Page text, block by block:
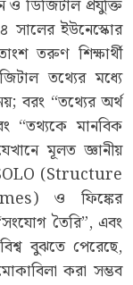
ও ডিজিটাল প্রযুক্তি
সালের ইউনেস্কোর
তরুণ শিক্ষার্থী
তথ্যের মধ্যে
বরং “তথ্যের অর্থ
“তথ্যকে মানবিক
মূলত জ্ঞানীয়
(Structure
ও ফিঙ্কের
তৈরি”, এবং
বুঝতে পেরেছে,
করা সম্ভব